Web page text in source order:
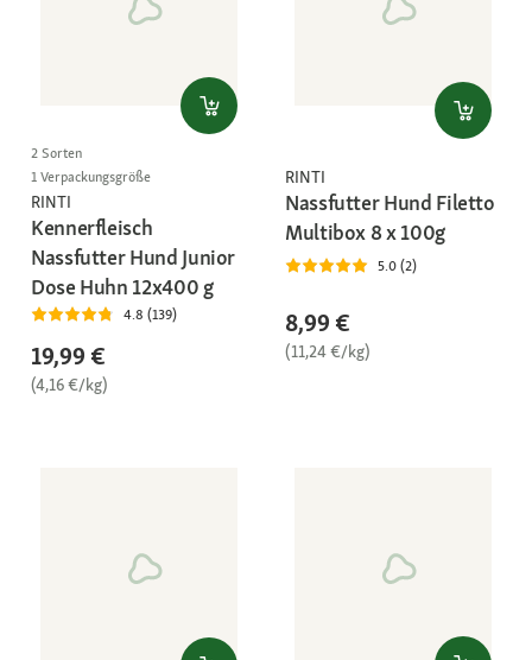
2 Sorten
1 Verpackungsgröße
RINTI
Kennerfleisch
Nassfutter Hund Junior
Dose Huhn 12x400 g
4.8 (139)
19,99 €
(4,16 €/kg)
RINTI
Nassfutter Hund Filetto
Multibox 8 x 100g
5.0 (2)
8,99 €
(11,24 €/kg)